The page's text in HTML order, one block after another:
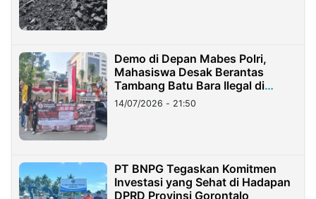
Demo di Depan Mabes Polri,
Mahasiswa Desak Berantas
Tambang Batu Bara Ilegal di
Lampung
14/07/2026 - 21:50
PT BNPG Tegaskan Komitmen
Investasi yang Sehat di Hadapan
DPRD Provinsi Gorontalo